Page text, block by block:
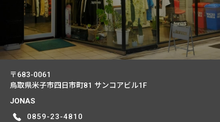
〒683-0061
鳥取県米子市四日市町81 サンコアビル1F
JONAS
0859-23-4810